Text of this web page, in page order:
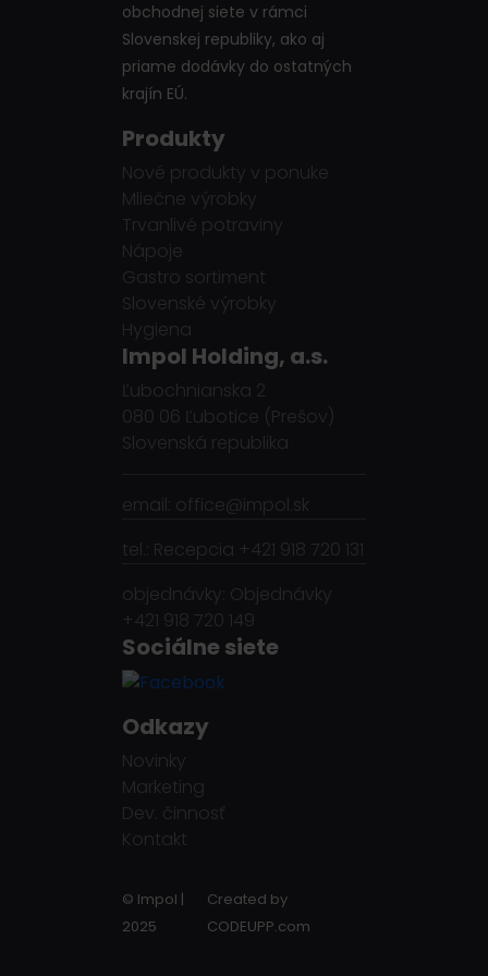
obchodnej siete v rámci
Slovenskej republiky, ako aj
priame dodávky do ostatných
krajín EÚ.
Produkty
Nové produkty v ponuke
Mliečne výrobky
Trvanlivé potraviny
Nápoje
Gastro sortiment
Slovenské výrobky
Hygiena
Impol Holding, a.s.
Ľubochnianska 2
080 06 Ľubotice (Prešov)
Slovenská republika
email: office@impol.sk
tel.: Recepcia +421 918 720 131
objednávky: Objednávky
+421 918 720 149
Sociálne siete
Odkazy
Novinky
Marketing
Dev. činnosť
Kontakt
© Impol |
2025
Created by
CODEUPP.com